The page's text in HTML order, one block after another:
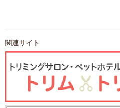
関連サイト